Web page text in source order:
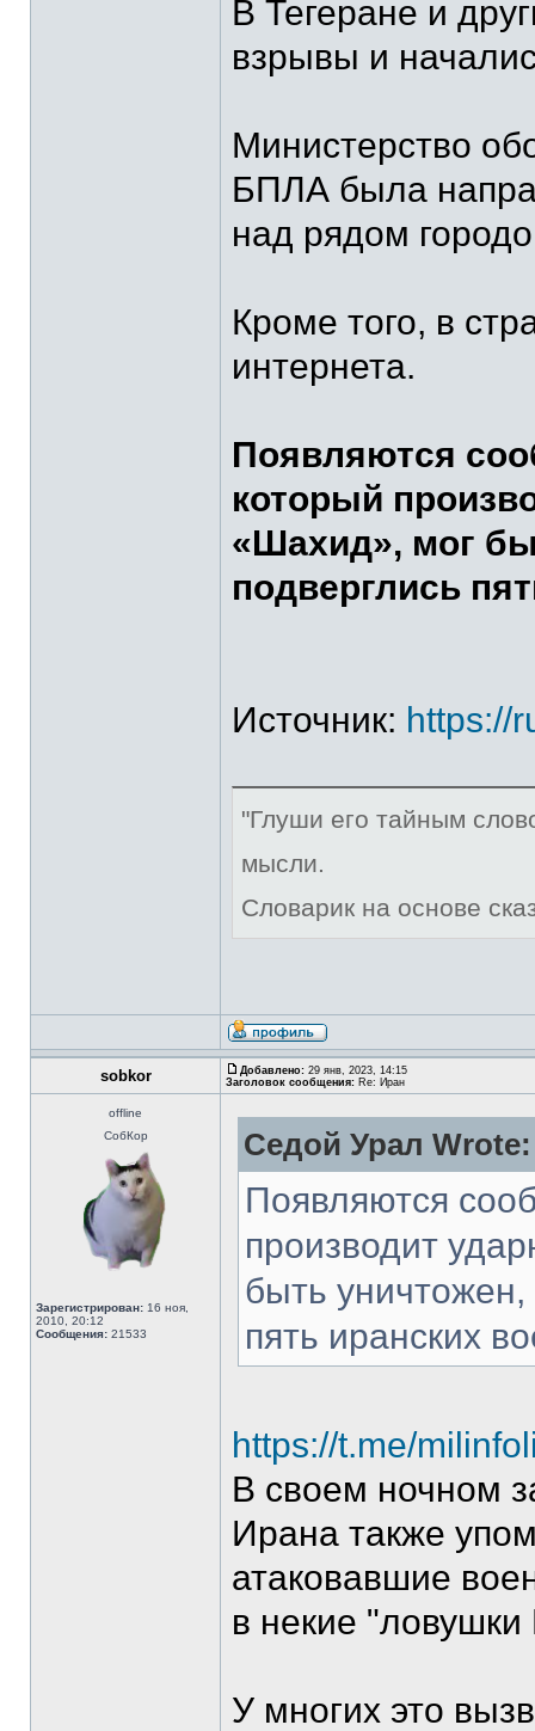
В Тегеране и
взрывы и
Министерство
БПЛА была
над рядом
Кроме того, в
интернета.
Появляются
который
«Шахид», мог
подверглись
Источник: https://
"Глуши его тайным
мысли.
Словарик на основе
sobkor Добавлено: 29 янв, 2023, 14:15
Заголовок сообщения: Re: Иран
offline
СобКор
Зарегистрирован: 16 ноя,
2010, 20:12
Сообщения: 21533
Седой Урал Wrote:
Появляются
производит
быть
пять иранских
https://t.me/
В своем ночном
Ирана также
атаковавшие
в некие
У многих это